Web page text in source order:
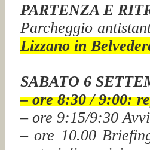
PARTENZA E
Parcheggio
Lizzano in
SABATO 6
– ore 8:30 / 9:00:
– ore 9:15/9:30
– ore 10.00